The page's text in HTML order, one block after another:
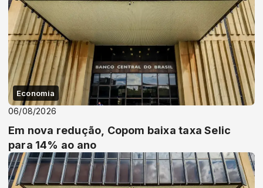
Economia
06/08/2026
Em nova redução, Copom baixa taxa Selic
para 14% ao ano